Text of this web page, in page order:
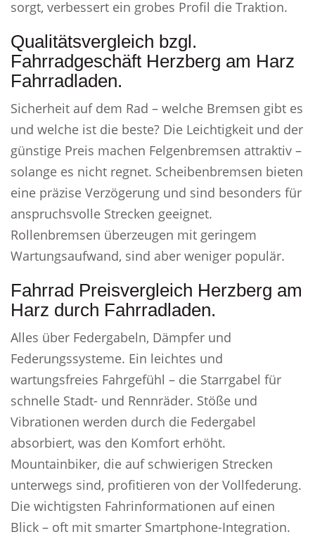
sorgt, verbessert ein grobes Profil die Traktion.
Qualitätsvergleich bzgl.
Fahrradgeschäft Herzberg am Harz
Fahrradladen.
Sicherheit auf dem Rad – welche Bremsen gibt es
und welche ist die beste? Die Leichtigkeit und der
günstige Preis machen Felgenbremsen attraktiv –
solange es nicht regnet. Scheibenbremsen bieten
eine präzise Verzögerung und sind besonders für
anspruchsvolle Strecken geeignet.
Rollenbremsen überzeugen mit geringem
Wartungsaufwand, sind aber weniger populär.
Fahrrad Preisvergleich Herzberg am
Harz durch Fahrradladen.
Alles über Federgabeln, Dämpfer und
Federungssysteme. Ein leichtes und
wartungsfreies Fahrgefühl – die Starrgabel für
schnelle Stadt- und Rennräder. Stöße und
Vibrationen werden durch die Federgabel
absorbiert, was den Komfort erhöht.
Mountainbiker, die auf schwierigen Strecken
unterwegs sind, profitieren von der Vollfederung.
Die wichtigsten Fahrinformationen auf einen
Blick – oft mit smarter Smartphone-Integration.